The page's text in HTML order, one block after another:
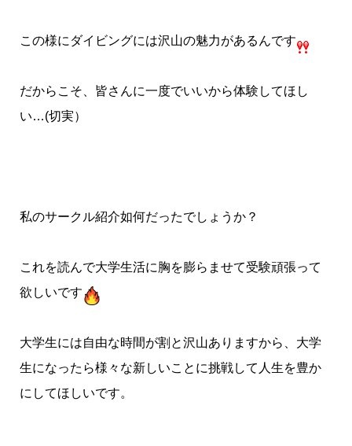
この様にダイビングには沢山の魅力があるんです
だからこそ、皆さんに一度でいいから体験してほし
い…(切実）
私のサークル紹介如何だったでしょうか？
これを読んで大学生活に胸を膨らませて受験頑張って
欲しいです
大学生には自由な時間が割と沢山ありますから、大学
生になったら様々な新しいことに挑戦して人生を豊か
にしてほしいです。